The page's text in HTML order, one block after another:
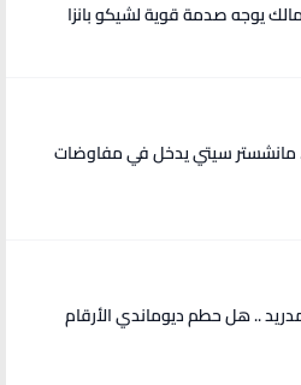
تعويضًا لرحيل رودري المحتمل .. مانشستر سيتي يدخل في مفاوضات
أغلى 10 صفقات في تاريخ ريال مدريد .. هل حطم ديوماندي الأرقام